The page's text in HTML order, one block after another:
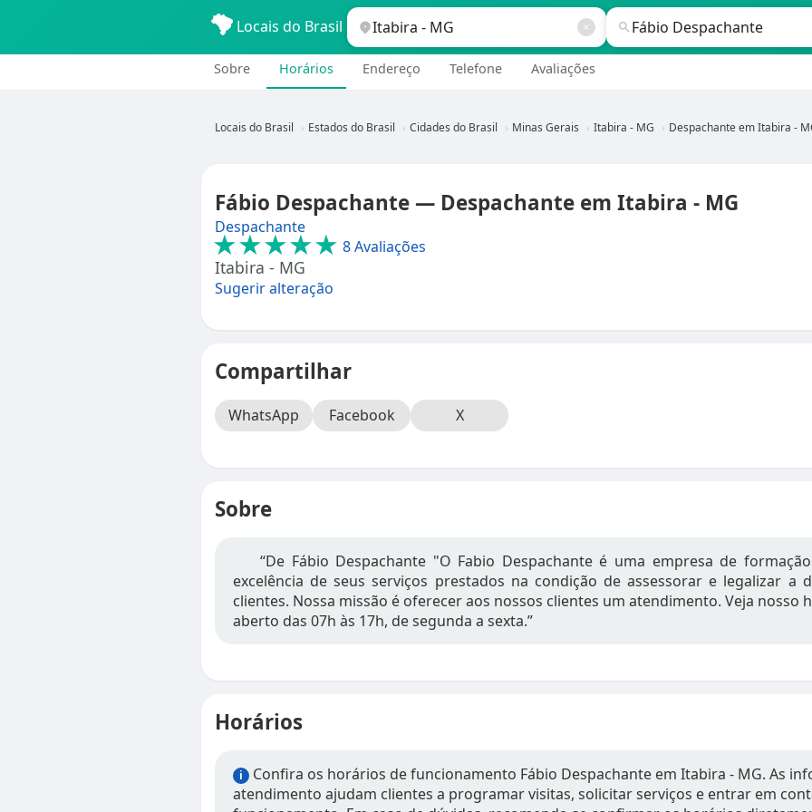
Locais do Brasil
Sobre Horários Endereço Telefone Avaliações
Locais do Brasil Estados do Brasil Cidades do Brasil Minas Gerais Itabira - MG Despachante em Itabira -
Fábio Despachante — Despachante em Itabira - MG
Despachante
★★★★★ 8 Avaliações
Itabira - MG
Sugerir alteração
Compartilhar
WhatsApp Facebook X
Sobre
“De Fábio Despachante "O Fabio Despachante é uma empresa de
excelência de seus serviços prestados na condição de assessorar e legalizar a
clientes. Nossa missão é oferecer aos nossos clientes um atendimento. Veja
aberto das 07h às 17h, de segunda a sexta.”
Horários
i
Confira os horários de funcionamento Fábio Despachante em Itabira - MG. As
atendimento ajudam clientes a programar visitas, solicitar serviços e entrar em